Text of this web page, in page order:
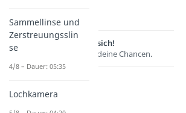
Lernen lohnt sich!
Entdecke hier deine Chancen.
Sammellinse und
Zerstreuungsslin
se
4/8 – Dauer: 05:35
Lochkamera